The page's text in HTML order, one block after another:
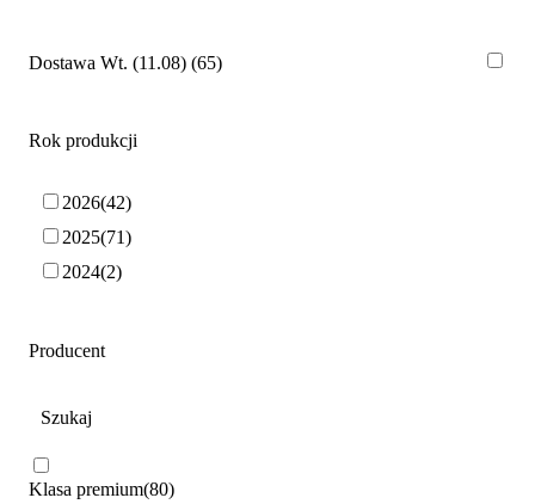
Dostawa Wt. (11.08) 65
Rok produkcji
2026 42
2025 71
2024 2
Producent
Klasa premium 80